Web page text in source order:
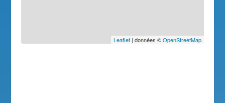
Leaflet| données ©OpenStreetMap